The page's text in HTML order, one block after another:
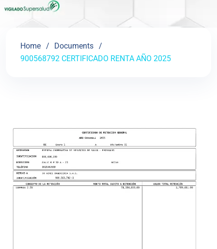
Home
Documents
900568792 CERTIFICADO RENTA AÑO 2025